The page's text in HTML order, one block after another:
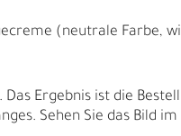
(neutrale Farbe,
Ergebnis ist die
Sehen Sie das Bild